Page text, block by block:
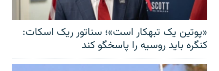
«پوتین یک تبهکار است»؛ سناتور ریک اسکات:
کنگره باید روسیه را پاسخگو کند